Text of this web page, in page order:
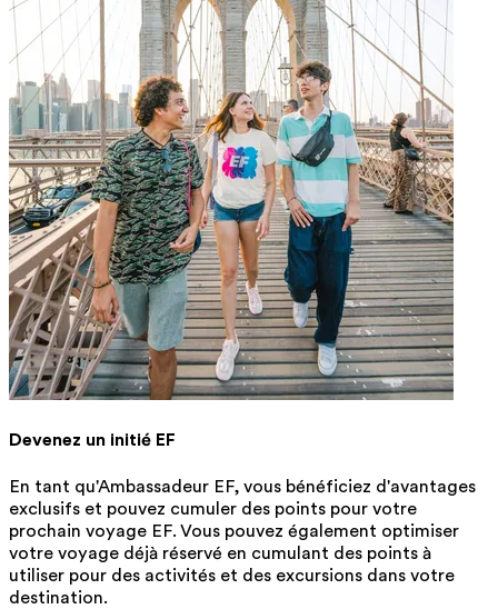
Devenez un initié EF
En tant qu'Ambassadeur EF, vous bénéficiez d'avantages
exclusifs et pouvez cumuler des points pour votre
prochain voyage EF. Vous pouvez également optimiser
votre voyage déjà réservé en cumulant des points à
utiliser pour des activités et des excursions dans votre
destination.